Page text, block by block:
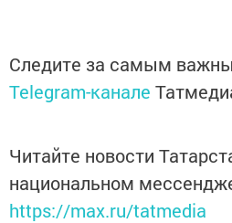
Следите за самым
Telegram-канале
Читайте новости
национальном
https://max.ru/tatmedia